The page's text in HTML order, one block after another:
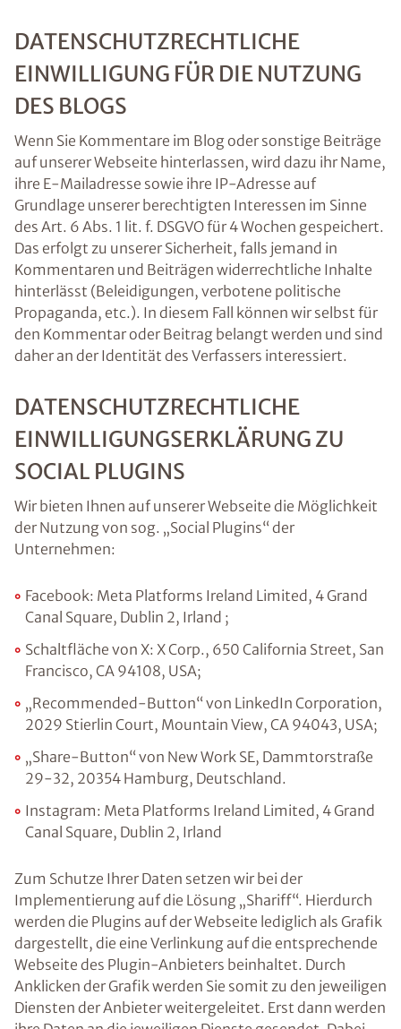
DATENSCHUTZRECHTLICHE
EINWILLIGUNG FÜR DIE NUTZUNG
DES BLOGS
Wenn Sie Kommentare im Blog oder sonstige Beiträge
auf unserer Webseite hinterlassen, wird dazu ihr Name,
ihre E-Mailadresse sowie ihre IP-Adresse auf
Grundlage unserer berechtigten Interessen im Sinne
des Art. 6 Abs. 1 lit. f. DSGVO für 4 Wochen gespeichert.
Das erfolgt zu unserer Sicherheit, falls jemand in
Kommentaren und Beiträgen widerrechtliche Inhalte
hinterlässt (Beleidigungen, verbotene politische
Propaganda, etc.). In diesem Fall können wir selbst für
den Kommentar oder Beitrag belangt werden und sind
daher an der Identität des Verfassers interessiert.
DATENSCHUTZRECHTLICHE
EINWILLIGUNGSERKLÄRUNG ZU
SOCIAL PLUGINS
Wir bieten Ihnen auf unserer Webseite die Möglichkeit
der Nutzung von sog. „Social Plugins“ der
Unternehmen:
Facebook: Meta Platforms Ireland Limited, 4 Grand
Canal Square, Dublin 2, Irland ;
Schaltfläche von X: X Corp., 650 California Street, San
Francisco, CA 94108, USA;
„Recommended-Button“ von LinkedIn Corporation,
2029 Stierlin Court, Mountain View, CA 94043, USA;
„Share-Button“ von New Work SE, Dammtorstraße
29-32, 20354 Hamburg, Deutschland.
Instagram: Meta Platforms Ireland Limited, 4 Grand
Canal Square, Dublin 2, Irland
Zum Schutze Ihrer Daten setzen wir bei der
Implementierung auf die Lösung „Shariff“. Hierdurch
werden die Plugins auf der Webseite lediglich als Grafik
dargestellt, die eine Verlinkung auf die entsprechende
Webseite des Plugin-Anbieters beinhaltet. Durch
Anklicken der Grafik werden Sie somit zu den jeweiligen
Diensten der Anbieter weitergeleitet. Erst dann werden